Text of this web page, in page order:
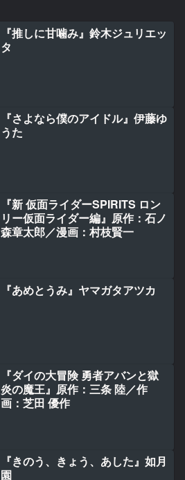
『推しに甘噛み』鈴木ジュリエッ
タ
『さよなら僕のアイドル』伊藤ゆ
うた
『新 仮面ライダーSPIRITS ロン
リー仮面ライダー編』原作：石ノ
森章太郎／漫画：村枝賢一
『あめとうみ』ヤマガタアツカ
『ダイの大冒険 勇者アバンと獄
炎の魔王』原作：三条 陸／作
画：芝田 優作
『きのう、きょう、あした』如月
園